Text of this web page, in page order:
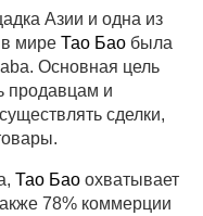
Азии и одна из
мире Тао Баобыла
Основная цель
продавцам и
сделки,
Тао Баоохватывает
78% коммерции